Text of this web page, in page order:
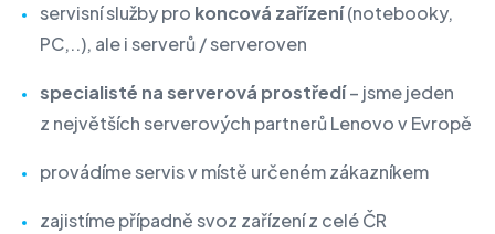
servisní služby pro koncová zařízení(notebooky,
PC,..), ale i serverů / serveroven
specialisté na serverová prostředí– jsme jeden
z největších serverových partnerů Lenovo v Evropě
provádíme servis v místě určeném zákazníkem
zajistíme případně svoz zařízení z celé ČR